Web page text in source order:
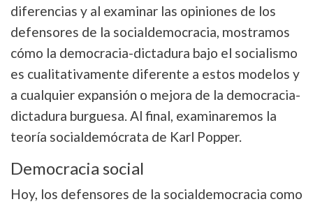
diferencias y al examinar las opiniones de los
defensores de la socialdemocracia, mostramos
cómo la democracia-dictadura bajo el socialismo
es cualitativamente diferente a estos modelos y
a cualquier expansión o mejora de la democracia-
dictadura burguesa. Al final, examinaremos la
teoría socialdemócrata de Karl Popper.
Democracia social
Hoy, los defensores de la socialdemocracia como